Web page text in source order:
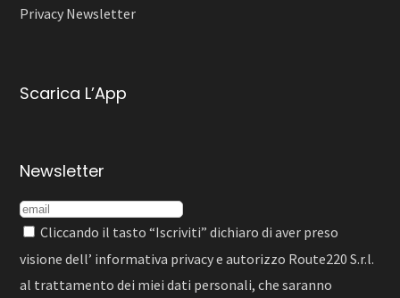
Privacy Newsletter
Scarica L’App
Newsletter
Cliccando il tasto “Iscriviti” dichiaro di aver preso
visione dell’ informativa privacye autorizzo Route220 S.r.l.
al trattamento dei miei dati personali, che saranno